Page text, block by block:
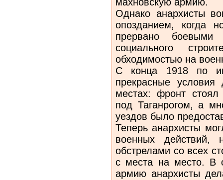
Однако анархисты
опозданием, когда
прервано
социального
обходимостью на
С конца 1918 по
прекрасные
местах: фронт стоял
под Таганрогом, а
уездов было
Теперь анархисты
военных действий,
обстрелами со всех
с места на место. В
армию анархисты